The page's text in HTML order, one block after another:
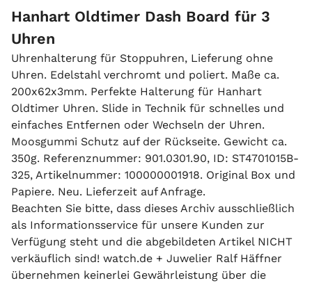
Hanhart Oldtimer Dash Board für 3
Uhren
Uhrenhalterung für Stoppuhren, Lieferung ohne
Uhren. Edelstahl verchromt und poliert. Maße ca.
200x62x3mm. Perfekte Halterung für Hanhart
Oldtimer Uhren. Slide in Technik für schnelles und
einfaches Entfernen oder Wechseln der Uhren.
Moosgummi Schutz auf der Rückseite. Gewicht ca.
350g. Referenznummer: 901.0301.90, ID: ST4701015B-
325, Artikelnummer: 100000001918. Original Box und
Papiere. Neu. Lieferzeit auf Anfrage.
Beachten Sie bitte, dass dieses Archiv ausschließlich
als Informationsservice für unsere Kunden zur
Verfügung steht und die abgebildeten Artikel NICHT
verkäuflich sind! watch.de + Juwelier Ralf Häffner
übernehmen keinerlei Gewährleistung über die